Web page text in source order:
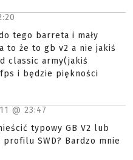
tego barreta i mały
to że to gb v2 a nie jakiś
classic army(jakiś
i będzie piękności
@ 23:47
typowy GB V2 lub
SWD? Bardzo mnie